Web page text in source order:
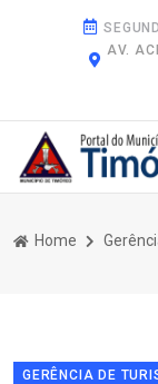
AV.
Home
GERÊNCIA DE